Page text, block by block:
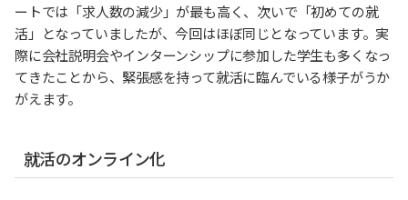
ートでは「求人数の減少」が最も高く、次いで「初めての就
活」となっていましたが、今回はほぼ同じとなっています。実
際に会社説明会やインターンシップに参加した学生も多くなっ
てきたことから、緊張感を持って就活に臨んでいる様子がうか
がえます。
就活のオンライン化